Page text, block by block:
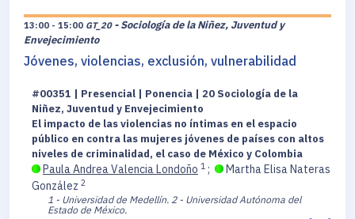
13:00 - 15:00 GT_20 - Sociología de la Niñez, Juventud y
Envejecimiento
Jóvenes, violencias, exclusión, vulnerabilidad
#00351 | Presencial | Ponencia | 20 Sociología de la
Niñez, Juventud y Envejecimiento
El impacto de las violencias no íntimas en el espacio
público en contra las mujeres jóvenes de países con altos
niveles de criminalidad, el caso de México y Colombia
Paula Andrea Valencia Londoño 1 ;
Martha Elisa Nateras
González 2
1 - Universidad de Medellín. 2 - Universidad Autónoma del
Estado de México.